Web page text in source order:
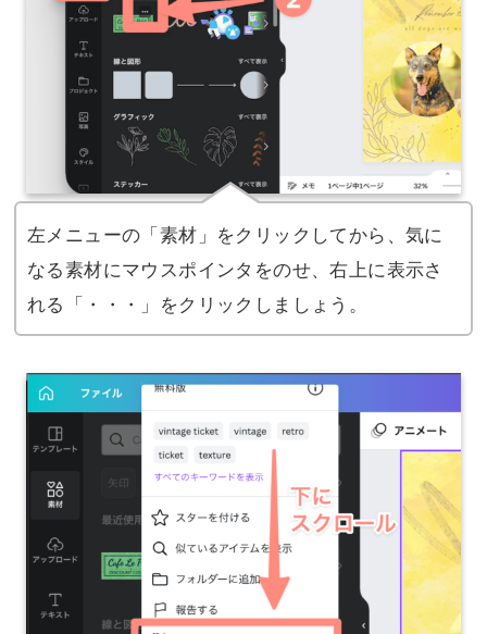
左メニューの「素材」をクリックしてから、気に
なる素材にマウスポインタをのせ、右上に表示さ
れる「・・・」をクリックしましょう。